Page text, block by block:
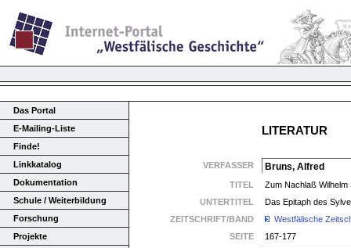
Das Portal
E-Mailing-Liste
Finde!
Linkkatalog
Dokumentation
Schule / Weiterbildung
Forschung
Projekte
LITERATUR
VERFASSER Bruns, Alfred
TITEL
Zum Nachlaß Wilhelm
UNTERTITEL
Das Epitaph des
ZEITSCHRIFT/BAND
Westfälische
SEITE
167-177